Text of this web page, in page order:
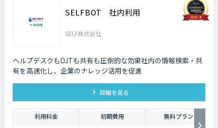
SELFBOT 社内利用
SELF株式会社
ヘルプデスクもOJTも共有も圧倒的な効果社内の情報検索・共
有を高速化し、企業のナレッジ活用を促進
詳細を見る
利用料金 初期費用
無料プラン